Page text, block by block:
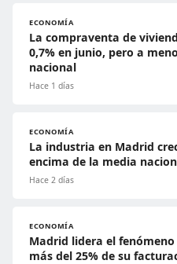
ECONOMÍA
La compraventa de
0,7% en junio, pero a
nacional
Hace 1 días
ECONOMÍA
La industria en Madrid
encima de la media
Hace 2 días
ECONOMÍA
Madrid lidera el
más del 25% de su